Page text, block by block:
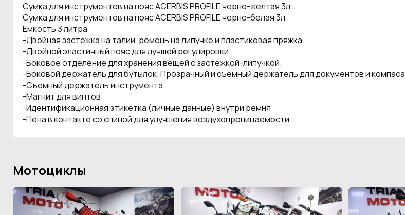
Сумка для инструментов на пояс ACERBIS PROFILE черно-желтая 3л
Сумка для инструментов на пояс ACERBIS PROFILE черно-белая 3л
Емкость 3 литра
-Двойная застежка на талии, ремень на липучке и пластиковая пряжка.
-Двойной эластичный пояс для лучшей регулировки.
-Боковое отделение для хранения вещей с застежкой-липучкой.
-Боковой держатель для бутылок. Прозрачный и съемный держатель для документов и компаса
-Съемный держатель инструмента
-Магнит для винтов
-Идентификационная этикетка (личные данные) внутри ремня
-Пена в контакте со спиной для улучшения воздухопроницаемости
Мотоциклы